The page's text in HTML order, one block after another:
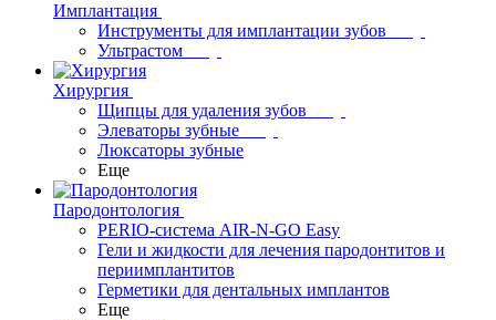
Имплантация
Инструменты для имплантации зубов
Ультрастом
Хирургия
Щипцы для удаления зубов
Элеваторы зубные
Люксаторы зубные
Еще
Пародонтология
PERIO-система AIR-N-GO Easy
Гели и жидкости для лечения пародонтитов и
периимплантитов
Герметики для дентальных имплантов
Еще